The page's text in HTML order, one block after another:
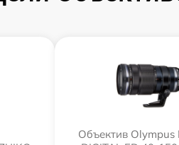
Объектив Olympus